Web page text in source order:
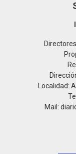
Localidad:
Mail: